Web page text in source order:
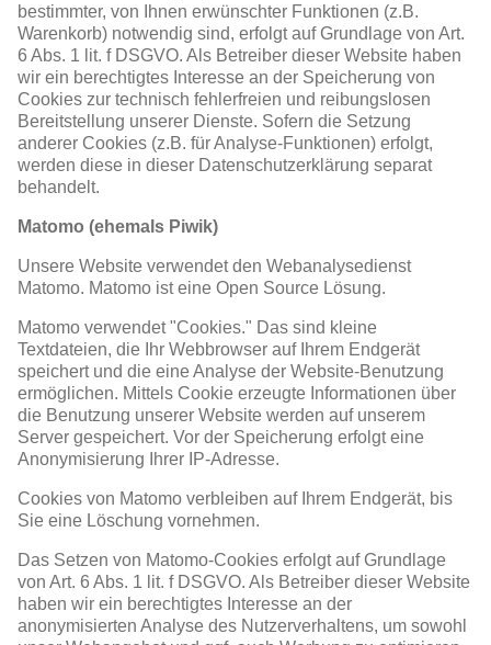
bestimmter, von Ihnen erwünschter Funktionen (z.B.
Warenkorb) notwendig sind, erfolgt auf Grundlage von Art.
6 Abs. 1 lit. f DSGVO. Als Betreiber dieser Website haben
wir ein berechtigtes Interesse an der Speicherung von
Cookies zur technisch fehlerfreien und reibungslosen
Bereitstellung unserer Dienste. Sofern die Setzung
anderer Cookies (z.B. für Analyse-Funktionen) erfolgt,
werden diese in dieser Datenschutzerklärung separat
behandelt.
Matomo (ehemals Piwik)
Unsere Website verwendet den Webanalysedienst
Matomo. Matomo ist eine Open Source Lösung.
Matomo verwendet "Cookies." Das sind kleine
Textdateien, die Ihr Webbrowser auf Ihrem Endgerät
speichert und die eine Analyse der Website-Benutzung
ermöglichen. Mittels Cookie erzeugte Informationen über
die Benutzung unserer Website werden auf unserem
Server gespeichert. Vor der Speicherung erfolgt eine
Anonymisierung Ihrer IP-Adresse.
Cookies von Matomo verbleiben auf Ihrem Endgerät, bis
Sie eine Löschung vornehmen.
Das Setzen von Matomo-Cookies erfolgt auf Grundlage
von Art. 6 Abs. 1 lit. f DSGVO. Als Betreiber dieser Website
haben wir ein berechtigtes Interesse an der
anonymisierten Analyse des Nutzerverhaltens, um sowohl